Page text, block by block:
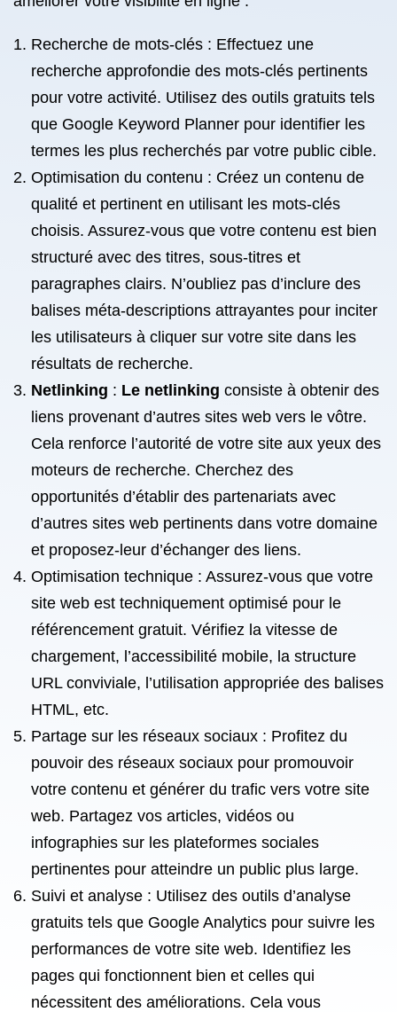
Recherche de mots-clés : Effectuez une
recherche approfondie des mots-clés pertinents
pour votre activité. Utilisez des outils gratuits tels
que Google Keyword Planner pour identifier les
termes les plus recherchés par votre public cible.
Optimisation du contenu : Créez un contenu de
qualité et pertinent en utilisant les mots-clés
choisis. Assurez-vous que votre contenu est bien
structuré avec des titres, sous-titres et
paragraphes clairs. N’oubliez pas d’inclure des
balises méta-descriptions attrayantes pour inciter
les utilisateurs à cliquer sur votre site dans les
résultats de recherche.
Netlinking : Le netlinking consiste à obtenir des
liens provenant d’autres sites web vers le vôtre.
Cela renforce l’autorité de votre site aux yeux des
moteurs de recherche. Cherchez des
opportunités d’établir des partenariats avec
d’autres sites web pertinents dans votre domaine
et proposez-leur d’échanger des liens.
Optimisation technique : Assurez-vous que votre
site web est techniquement optimisé pour le
référencement gratuit. Vérifiez la vitesse de
chargement, l’accessibilité mobile, la structure
URL conviviale, l’utilisation appropriée des balises
HTML, etc.
Partage sur les réseaux sociaux : Profitez du
pouvoir des réseaux sociaux pour promouvoir
votre contenu et générer du trafic vers votre site
web. Partagez vos articles, vidéos ou
infographies sur les plateformes sociales
pertinentes pour atteindre un public plus large.
Suivi et analyse : Utilisez des outils d’analyse
gratuits tels que Google Analytics pour suivre les
performances de votre site web. Identifiez les
pages qui fonctionnent bien et celles qui
nécessitent des améliorations. Cela vous